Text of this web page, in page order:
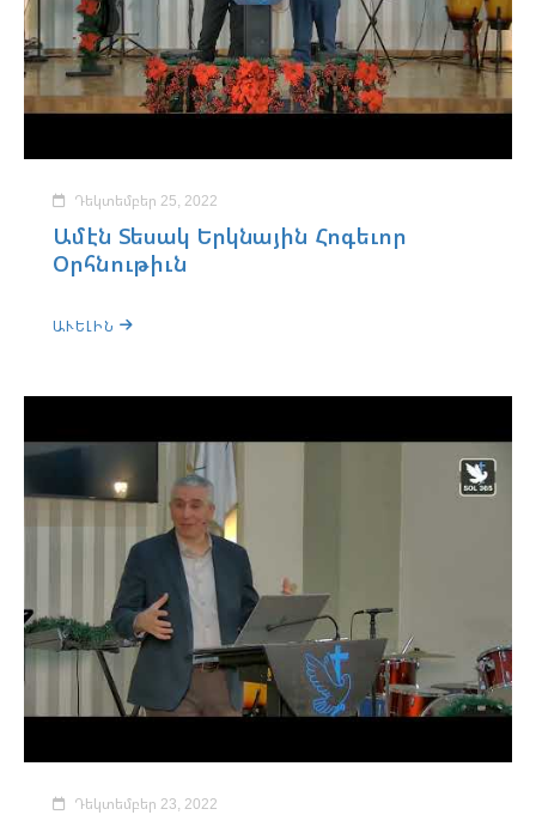
Դեկտեմբեր 25, 2022
Ամէն Տեսակ Երկնային Հոգեւոր
Օրհնութիւն
ԱՒԵԼԻՆ
Դեկտեմբեր 23, 2022